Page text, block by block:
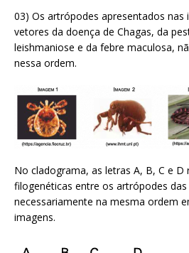
03) Os artrópodes apresentados nas
vetores da doença de Chagas, da
leishmaniose e da febre maculosa,
nessa ordem.
No cladograma, as letras A, B, C e
filogenéticas entre os artrópodes
necessariamente na mesma ordem
imagens.